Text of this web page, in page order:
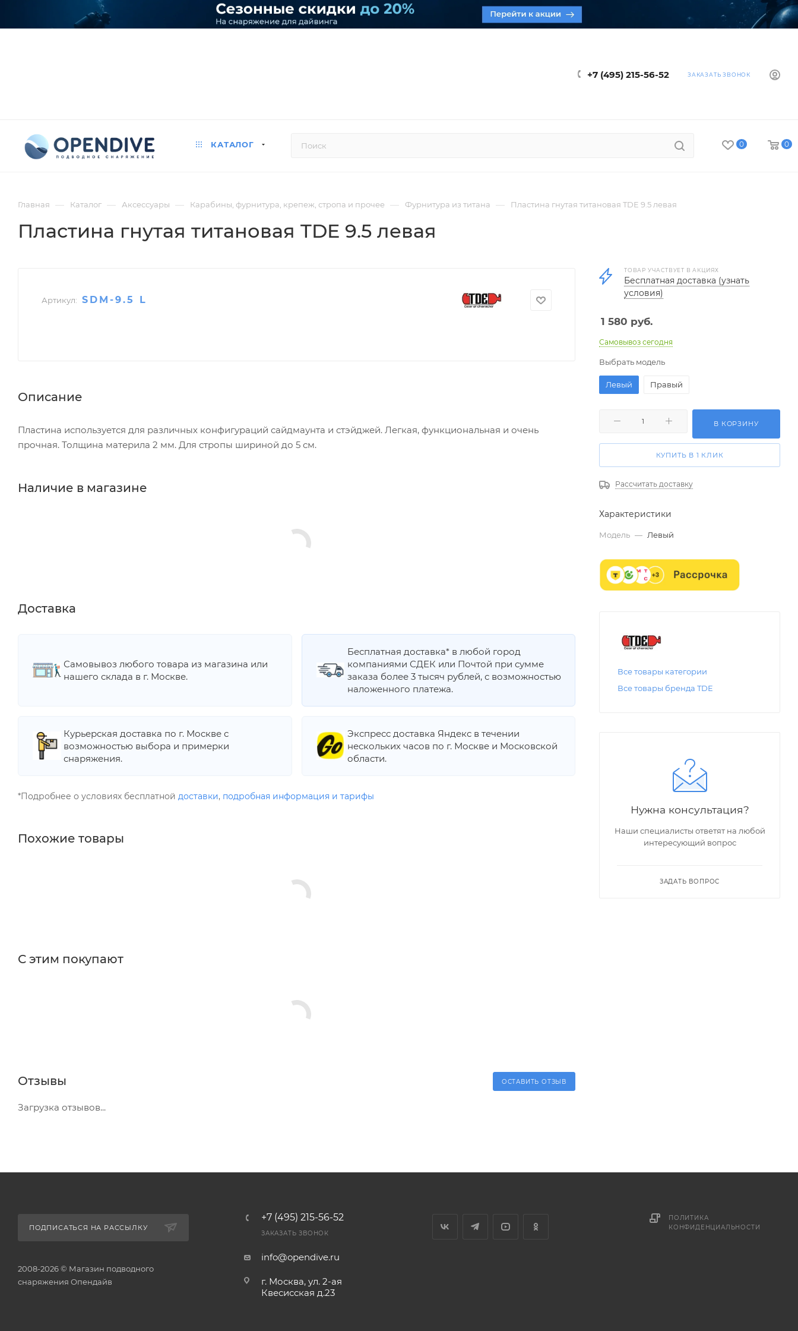
+7 (495) 215-56-52 ЗАКАЗАТЬ ЗВОНОК
КАТАЛОГ 0 0
Главная — Каталог — Аксессуары — Карабины, фурнитура, крепеж, стропа и прочее — Фурнитура из титана — Пластина гнутая титановая TDE 9.5 левая
Пластина гнутая титановая TDE 9.5 левая
Артикул: SDM-9.5 L
Описание
Пластина используется для различных конфигураций сайдмаунта и стэйджей. Легкая, функциональная и очень
прочная. Толщина материла 2 мм. Для стропы шириной до 5 см.
Наличие в магазине
Доставка
Самовывоз любого товара из магазина или
нашего склада в г. Москве.
Бесплатная доставка* в любой город
компаниями СДЕК или Почтой при сумме
заказа более 3 тысяч рублей, с возможностью
наложенного платежа.
Курьерская доставка по г. Москве с
возможностью выбора и примерки
снаряжения.
Экспресс доставка Яндекс в течении
нескольких часов по г. Москве и Московской
области.
*Подробнее о условиях бесплатной доставки, подробная информация и тарифы
Похожие товары
С этим покупают
Отзывы ОСТАВИТЬ ОТЗЫВ
Загрузка отзывов...
ТОВАР УЧАСТВУЕТ В АКЦИЯХ
Бесплатная доставка (узнать
условия)
1 580 руб.
Самовывоз сегодня
Выбрать модель
Левый Правый
В КОРЗИНУ
КУПИТЬ В 1 КЛИК
Рассчитать доставку
Характеристики
Модель — Левый
Все товары категории
Все товары бренда TDE
Нужна консультация?
Наши специалисты ответят на любой
интересующий вопрос
ЗАДАТЬ ВОПРОС
ПОДПИСАТЬСЯ НА РАССЫЛКУ
2008-2026 © Магазин подводного
снаряжения Опендайв
+7 (495) 215-56-52
ЗАКАЗАТЬ ЗВОНОК
info@opendive.ru
г. Москва, ул. 2-ая
Квесисская д.23
ПОЛИТИКА
КОНФИДЕНЦИАЛЬНОСТИ